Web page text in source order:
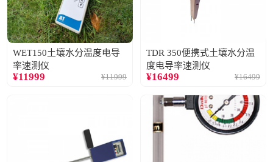
WET150土壤水分温度电导
率速测仪
¥11999 ¥11999
TDR 350便携式土壤水分温
度电导率速测仪
¥16499 ¥16499